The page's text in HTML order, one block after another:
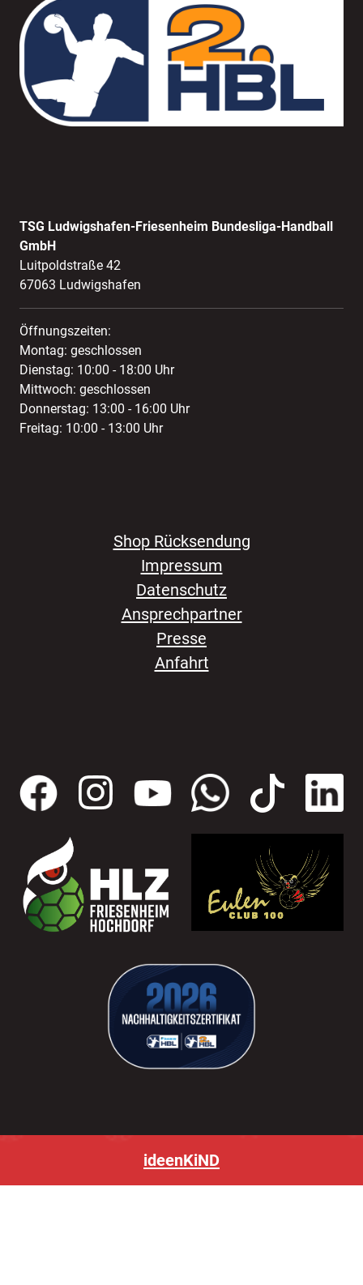
TSG Ludwigshafen-Friesenheim Bundesliga-Handball
GmbH
Luitpoldstraße 42
67063 Ludwigshafen
Öffnungszeiten:
Montag: geschlossen
Dienstag: 10:00 - 18:00 Uhr
Mittwoch: geschlossen
Donnerstag: 13:00 - 16:00 Uhr
Freitag: 10:00 - 13:00 Uhr
Shop Rücksendung
Impressum
Datenschutz
Ansprechpartner
Presse
Anfahrt
ideenKiND